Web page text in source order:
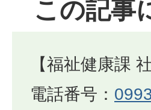
この記事
【福祉健康課
電話番号：